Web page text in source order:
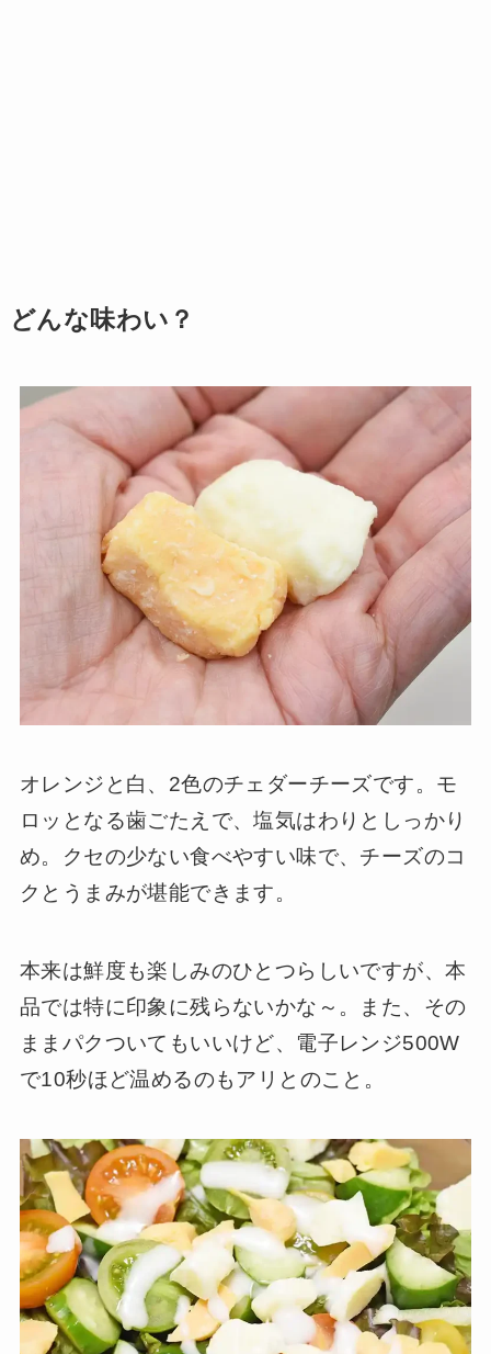
どんな味わい？
オレンジと白、2色のチェダーチーズです。モ
ロッとなる歯ごたえで、塩気はわりとしっかり
め。クセの少ない食べやすい味で、チーズのコ
クとうまみが堪能できます。
本来は鮮度も楽しみのひとつらしいですが、本
品では特に印象に残らないかな～。また、その
ままパクついてもいいけど、電子レンジ500W
で10秒ほど温めるのもアリとのこと。